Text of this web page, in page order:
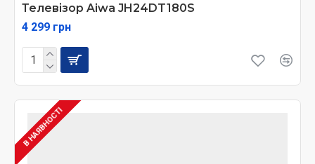
Телевізор Aiwa JH24DT180S
4 299 грн
В НАЯВНОСТІ